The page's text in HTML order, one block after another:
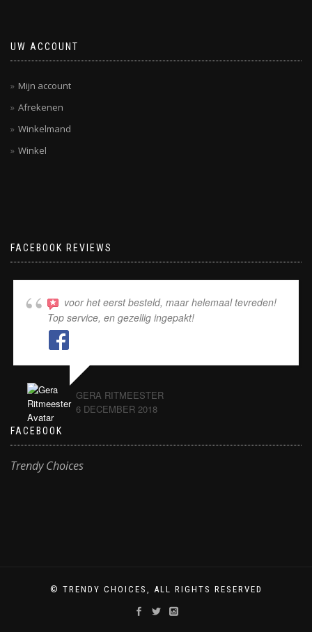
UW ACCOUNT
Mijn account
Afrekenen
Winkelmand
Winkel
FACEBOOK REVIEWS
voor het eerst besteld, maar helemaal tevreden!
Top service, en gezellig ingepakt!
GERA RITMEESTER
6 DECEMBER 2018
FACEBOOK
Trendy Choices
© TRENDY CHOICES, ALL RIGHTS RESERVED